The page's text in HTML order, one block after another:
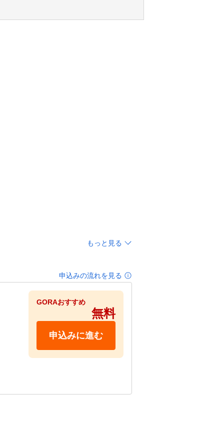
もっと見る
申込みの流れを見る
GORAおすすめ
無料
申込みに進む